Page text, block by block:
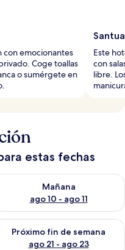
con emocionantes
Coge toallas
o sumérgete en
Este
con
libre.
estas fechas
ago 9 - ago 10
Mañana
ago 10 - ago 11
la disponibilidad
fin de semana ago 14 -
Próximo fin de semana
ago 21 - ago 23
la disponibilidad